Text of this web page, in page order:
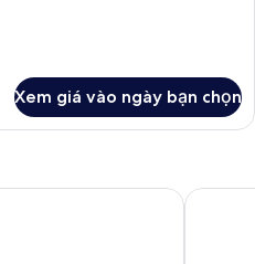
Xem giá vào ngày bạn chọn
HOTEL